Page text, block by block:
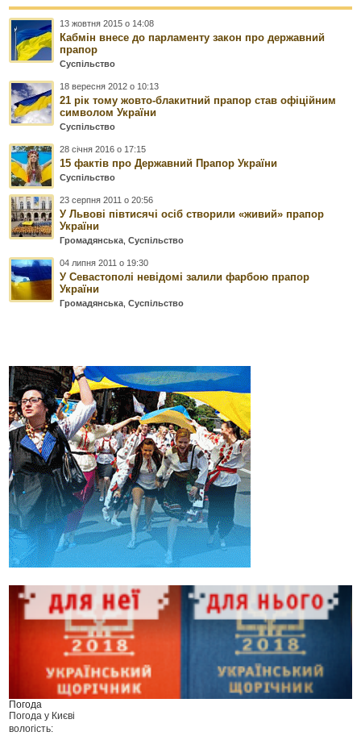
13 жовтня 2015 о 14:08
Кабмін внесе до парламенту закон про державний
прапор
Суспільство
18 вересня 2012 о 10:13
21 рік тому жовто-блакитний прапор став офіційним
символом України
Суспільство
28 січня 2016 о 17:15
15 фактів про Державний Прапор України
Суспільство
23 серпня 2011 о 20:56
У Львові півтисячі осіб створили «живий» прапор
України
Громадянська ,Суспільство
04 липня 2011 о 19:30
У Севастополі невідомі залили фарбою прапор
України
Громадянська ,Суспільство
Погода
Погода у Києві
вологість: